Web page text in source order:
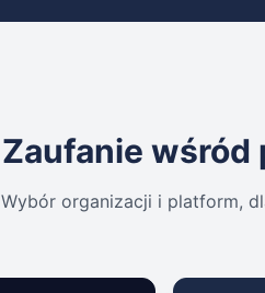
Zaufanie wśród
Wybór organizacji i platform,